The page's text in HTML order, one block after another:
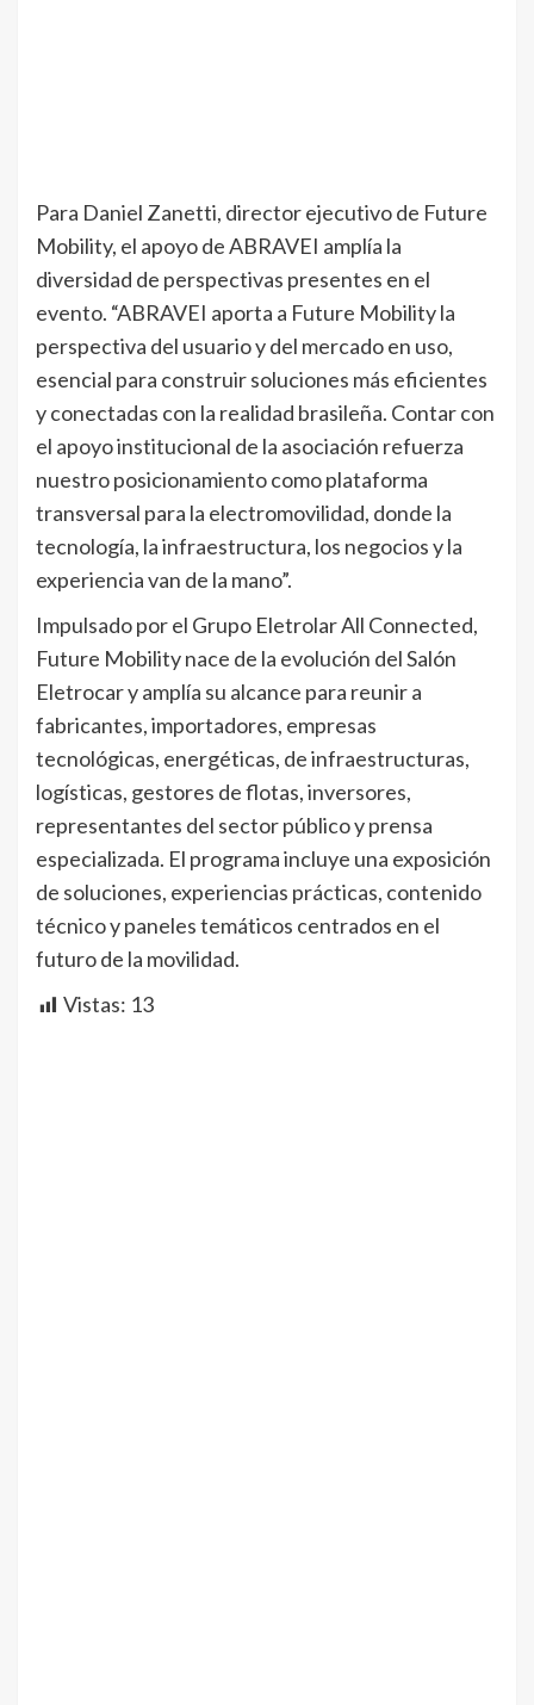
Para Daniel Zanetti, director ejecutivo de Future
Mobility, el apoyo de ABRAVEI amplía la
diversidad de perspectivas presentes en el
evento. “ABRAVEI aporta a Future Mobility la
perspectiva del usuario y del mercado en uso,
esencial para construir soluciones más eficientes
y conectadas con la realidad brasileña. Contar con
el apoyo institucional de la asociación refuerza
nuestro posicionamiento como plataforma
transversal para la electromovilidad, donde la
tecnología, la infraestructura, los negocios y la
experiencia van de la mano”.
Impulsado por el Grupo Eletrolar All Connected,
Future Mobility nace de la evolución del Salón
Eletrocar y amplía su alcance para reunir a
fabricantes, importadores, empresas
tecnológicas, energéticas, de infraestructuras,
logísticas, gestores de flotas, inversores,
representantes del sector público y prensa
especializada. El programa incluye una exposición
de soluciones, experiencias prácticas, contenido
técnico y paneles temáticos centrados en el
futuro de la movilidad.
Vistas: 13